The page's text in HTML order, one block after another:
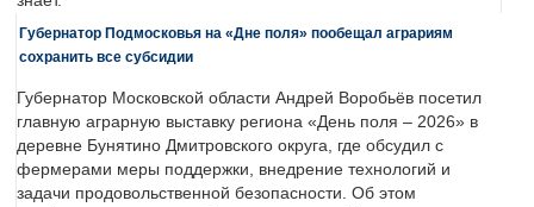
Губернатор Подмосковья на «Дне поля» пообещал аграриям
сохранить все субсидии
Губернатор Московской области Андрей Воробьёв посетил
главную аграрную выставку региона «День поля – 2026» в
деревне Бунятино Дмитровского округа, где обсудил с
фермерами меры поддержки, внедрение технологий и
задачи продовольственной безопасности. Об этом